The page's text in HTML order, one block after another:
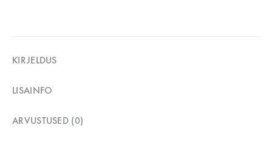
KIRJELDUS
LISAINFO
ARVUSTUSED (0)